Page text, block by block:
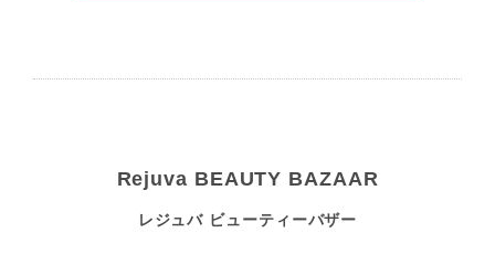
Rejuva BEAUTY BAZAAR
レジュバ ビューティーバザー